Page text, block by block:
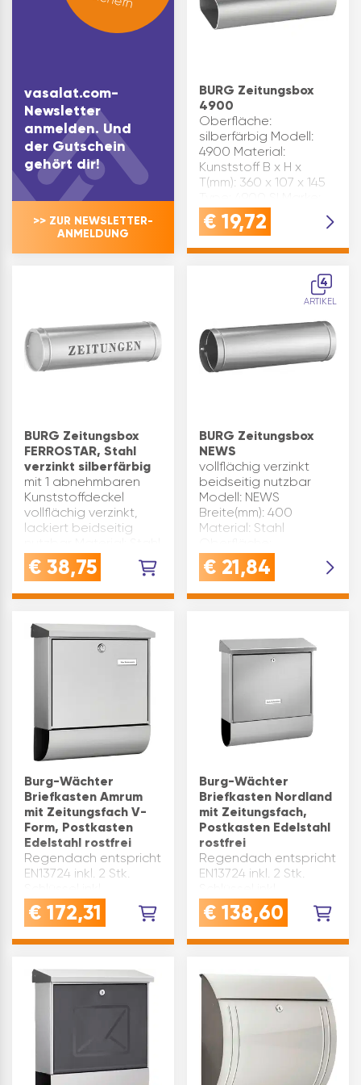
vasalat.com-
Newsletter
anmelden. Und
der Gutschein
gehört dir!
>> ZUR NEWSLETTER-
ANMELDUNG
BURG Zeitungsbox
4900
Oberfläche:
silberfärbig Modell:
4900 Material:
Kunststoff B x H x
T(mm): 360 x 107 x 145
Burg-Wächter
Inhaltsangabe (ST): 1
€ 19,72
BURG Zeitungsbox
FERROSTAR, Stahl
verzinkt silberfärbig
mit 1 abnehmbaren
Kunststoffdeckel
vollflächig verzinkt,
lackiert beidseitig
Breite(mm): 400 ø(mm):
120 Oberfläche:
FERROSTAR Type: 800
SI Marke: Burg-W…
€ 38,75
4
ARTIKEL
BURG Zeitungsbox
NEWS
vollflächig verzinkt
beidseitig nutzbar
Modell: NEWS
Breite(mm): 400
Material: Stahl
silberfärbig ø(mm): 120
Type: 5800 SI Marke:
Inhaltsangabe (ST): 1
€ 21,84
Burg-Wächter
Briefkasten Amrum
mit Zeitungsfach V-
Form, Postkasten
Edelstahl rostfrei
Regendach entspricht
EN13724 inkl. 2 Stk.
Namensschild
Versiegelung mit
Montagematerial liegt
bei Form:
Zeitungsrolle: V-FORM
Modell: AMRUM-SET
€ 172,31
Burg-Wächter
Briefkasten Nordland
mit Zeitungsfach,
Postkasten Edelstahl
rostfrei
Regendach entspricht
EN13724 inkl. 2 Stk.
Namensschild
Versiegelung mit
Montagematerial liegt
330 x 32 Material:
Edelstahl B x H x T(mm):
38…
€ 138,60